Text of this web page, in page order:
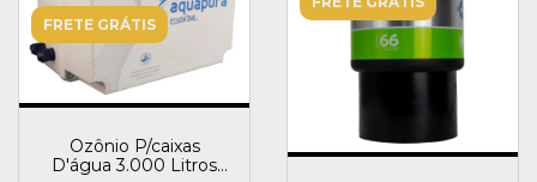
FRETE GRÁTIS
Ozônio P/caixas
D'água 3.000 Litros